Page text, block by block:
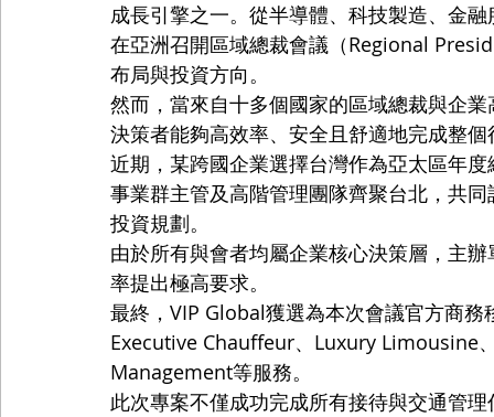
成長引擎之一。從半導體、科技製造、金
在亞洲召開區域總裁會議（Regional
布局與投資方向。
然而，當來自十多個國家的區域總裁與企
決策者能夠高效率、安全且舒適地完成整
近期，某跨國企業選擇台灣作為亞太區年
事業群主管及高階管理團隊齊聚台北，共
投資規劃。
由於所有與會者均屬企業核心決策層，主
率提出極高要求。
最終，VIP Global獲選為本次會議官方商
Executive Chauffeur、Luxury
Management等服務。
此次專案不僅成功完成所有接待與交通管